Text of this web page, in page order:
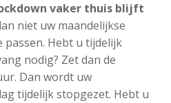
vaker thuis blijft
niet uw maandelijkse
Hebt u tijdelijk
nodig? Zet dan de
Dan wordt uw
tijdelijk stopgezet. Hebt u